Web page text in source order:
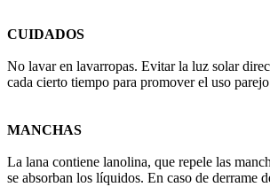
CUIDADOS
No lavar en lavarropas. Evitar la luz solar
cada cierto tiempo para promover el uso
MANCHAS
La lana contiene lanolina, que repele las
se absorban los líquidos. En caso de derrame